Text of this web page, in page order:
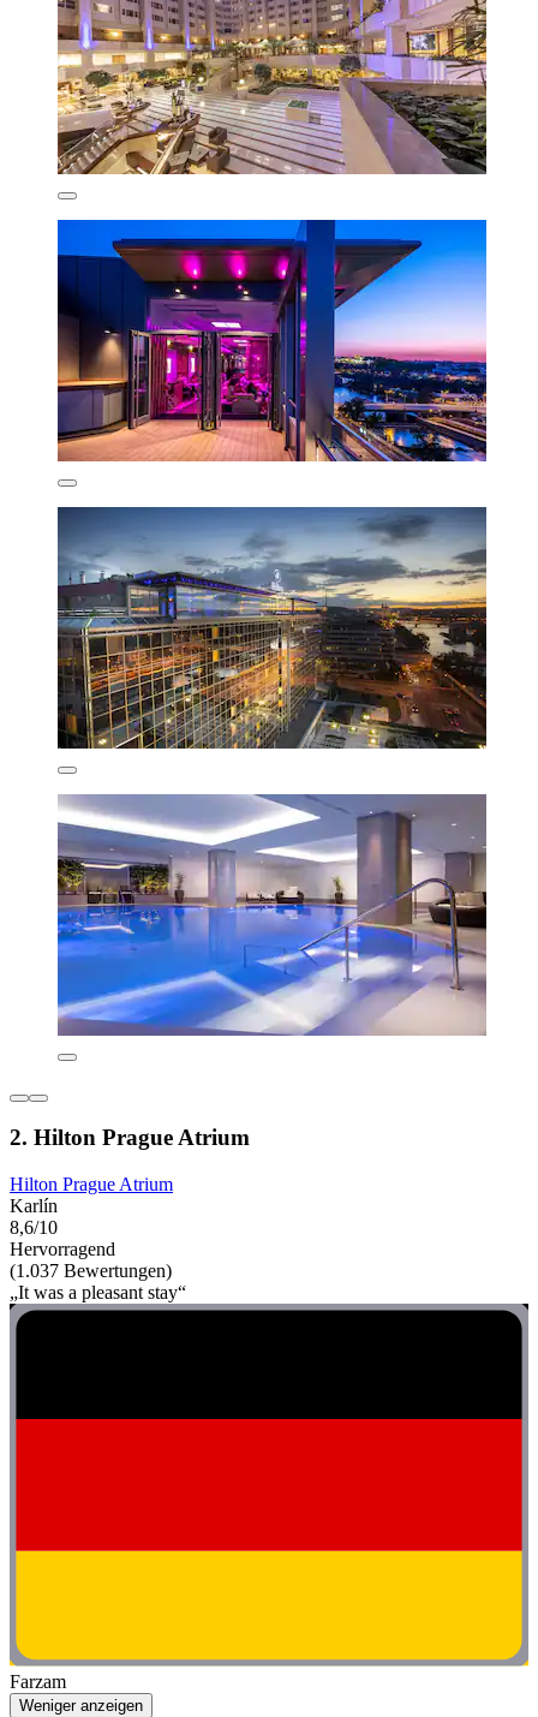
2. Hilton Prague Atrium
Hilton Prague Atrium
Karlín
8,6/10
Hervorragend
(1.037 Bewertungen)
„It was a pleasant stay“
Farzam
Weniger anzeigen